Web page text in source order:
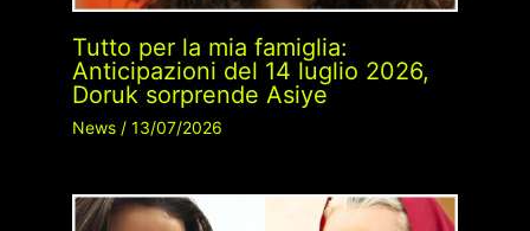
Tutto per la mia famiglia:
Anticipazioni del 14 luglio 2026,
Doruk sorprende Asiye
News/ 13/07/2026